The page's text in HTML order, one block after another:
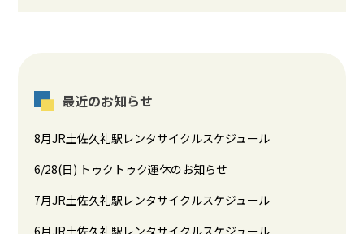
最近のお知らせ
8月JR土佐久礼駅レンタサイクルスケジュール
6/28(日) トゥクトゥク運休のお知らせ
7月JR土佐久礼駅レンタサイクルスケジュール